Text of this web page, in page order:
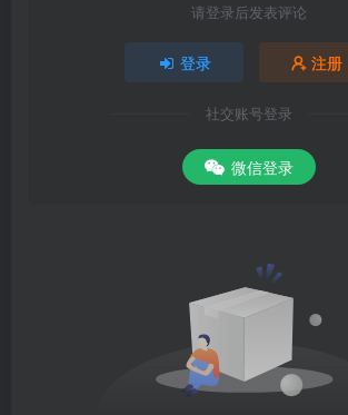
请登录后发表评论
登录 注册
社交账号登录
微信登录